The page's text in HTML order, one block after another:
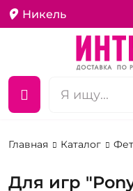
Никель
Главная Каталог
Для игр